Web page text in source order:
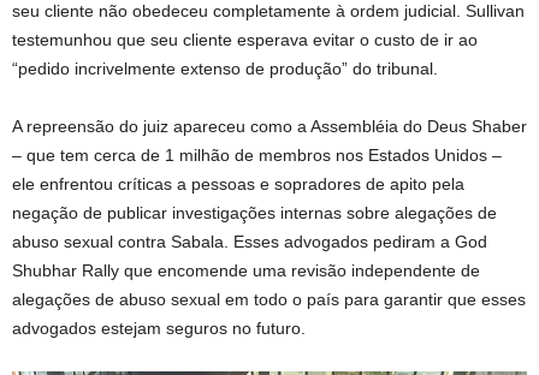
seu cliente não obedeceu completamente à ordem judicial. Sullivan
testemunhou que seu cliente esperava evitar o custo de ir ao
“pedido incrivelmente extenso de produção” do tribunal.
A repreensão do juiz apareceu como a Assembléia do Deus Shaber
– que tem cerca de 1 milhão de membros nos Estados Unidos –
ele enfrentou críticas a pessoas e sopradores de apito pela
negação de publicar investigações internas sobre alegações de
abuso sexual contra Sabala. Esses advogados pediram a God
Shubhar Rally que encomende uma revisão independente de
alegações de abuso sexual em todo o país para garantir que esses
advogados estejam seguros no futuro.